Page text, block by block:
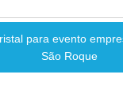
para evento
São Roque